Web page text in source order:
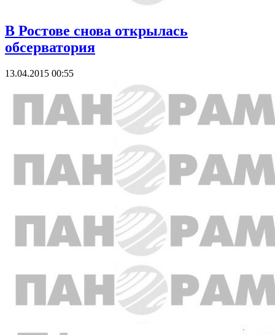
В Ростове снова открылась
обсерватория
13.04.2015 00:55